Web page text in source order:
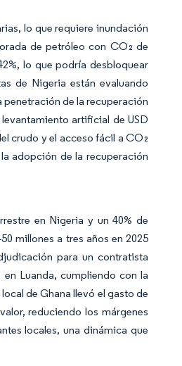
lo que requiere inundación
de petróleo con CO₂ de
lo que podría desbloquear
de Nigeria están evaluando
de la recuperación
artificial de USD
crudo y el acceso fácil a CO₂
adopción de la recuperación
en Nigeria y un 40% de
millones a tres años en 2025
para un contratista
Luanda, cumpliendo con la
de Ghana llevó el gasto de
reduciendo los márgenes
locales, una dinámica que